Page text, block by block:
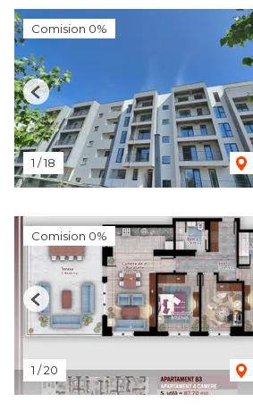
Comision 0%
1 /18
Previous
Comision 0%
1 /20
Previous